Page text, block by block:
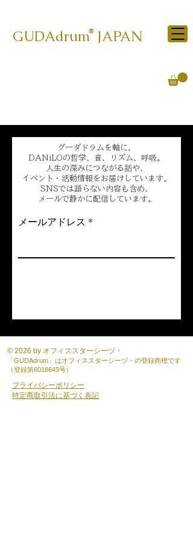
GUDA​drum JAPAN
®
グーダドラムを軸に、
DANiLOの哲学、音、リズム、呼吸。
人生の深みにつながる話や、
イベント・活動情報をお届けしています。
SNSでは語らない内容も含め、
メールで静かに配信しています。
メールアドレス
© 2026 by オフィススターシーヅ・
「GUDAdrum」はオフィススターシーヅ・の登録商標です
（登録第6018643号）
プライバシーポリシー
特定商取引法に基づく表記